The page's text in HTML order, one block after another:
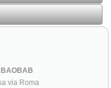
via Roma